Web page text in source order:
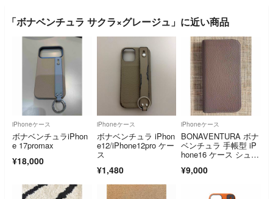
「ボナベンチュラ サクラ×グレージュ」に近い商品
iPhoneケース
ボナベンチュラiPhon
e 17promax
¥18,000
iPhoneケース
ボナベンチュラ iPhon
e12/iPhone12pro ケー
ス
¥1,480
iPhoneケース
BONAVENTURA ボナ
ベンチュラ 手帳型 iP
hone16 ケース シュリ
¥9,000